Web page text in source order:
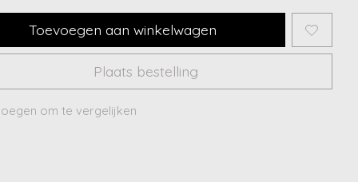
Toevoegen aan winkelwagen
Plaats bestelling
om te vergelijken